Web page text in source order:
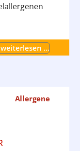
…
Allergene